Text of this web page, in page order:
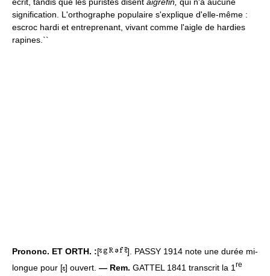
signification. L'orthographe populaire s'explique d'elle-même :
escroc hardi et entreprenant, vivant comme l'aigle de hardies
rapines.``
Prononc. ET ORTH. :[
]. PASSY 1914 note une durée mi-
longue pour [ ] ouvert. — Rem. GATTEL 1841 transcrit la 1 re